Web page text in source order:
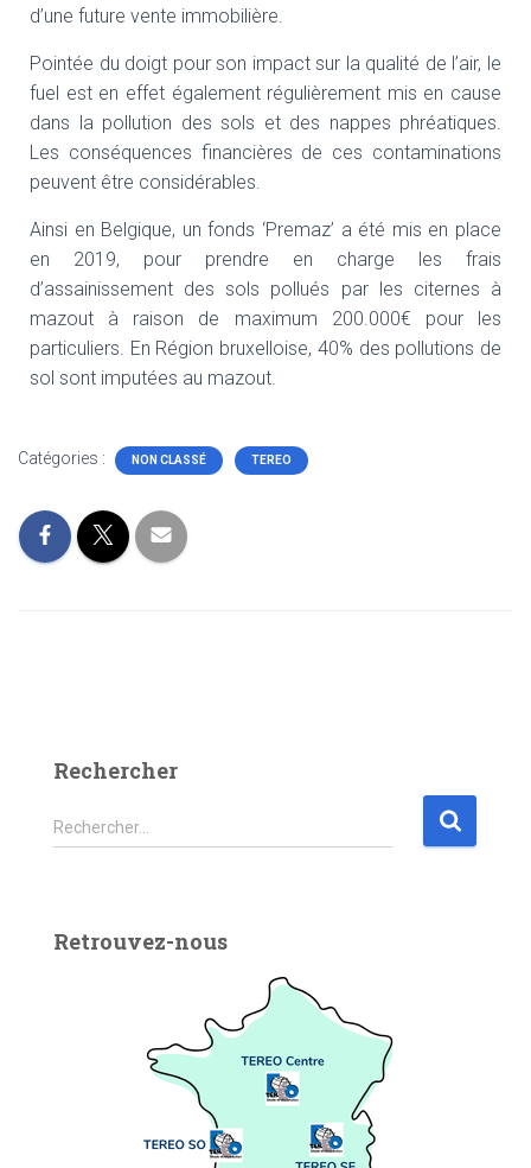
d’une future vente immobilière.
Pointée du doigt pour son impact sur la qualité de l’air, le
fuel est en effet également régulièrement mis en cause
dans la pollution des sols et des nappes phréatiques.
Les conséquences financières de ces contaminations
peuvent être considérables.
Ainsi en Belgique, un fonds ‘Premaz’ a été mis en place
en 2019, pour prendre en charge les frais
d’assainissement des sols pollués par les citernes à
mazout à raison de maximum 200.000€ pour les
particuliers. En Région bruxelloise, 40% des pollutions de
sol sont imputées au mazout.
Catégories : NON CLASSÉ TEREO
Rechercher
Rechercher…
Retrouvez-nous